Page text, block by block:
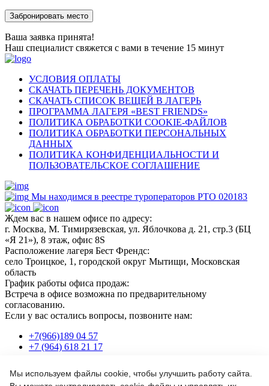
Ваша заявка принята!
Наш специалист свяжется с вами в течение 15 минут
УСЛОВИЯ ОПЛАТЫ
СКАЧАТЬ ПЕРЕЧЕНЬ ДОКУМЕНТОВ
СКАЧАТЬ СПИСОК ВЕЩЕЙ В ЛАГЕРЬ
ПРОГРАММА ЛАГЕРЯ «BEST FRIENDS»
ПОЛИТИКА ОБРАБОТКИ COOKIE-ФАЙЛОВ
ПОЛИТИКА ОБРАБОТКИ ПЕРСОНАЛЬНЫХ
ДАННЫХ
ПОЛИТИКА КОНФИДЕНЦИАЛЬНОСТИ И
ПОЛЬЗОВАТЕЛЬСКОЕ СОГЛАШЕНИЕ
Мы находимся в реестре туроператоров РТО 020183
Ждем вас в нашем офисе по адресу:
г. Москва, М. Тимирязевская, ул. Яблочкова д. 21, стр.3 (БЦ
«Я 21»), 8 этаж, офис 8S
Расположение лагеря Бест Френдс:
село Троицкое, 1, городской округ Мытищи, Московская
область
График работы офиса продаж:
Встреча в офисе возможна по предварительному
согласованию.
Если у вас остались вопросы, позвоните нам:
+7(966)189 04 57
+7 (964) 618 21 17
Или пишите нам на почту:
Мы используем файлы cookie, чтобы улучшить работу сайта.